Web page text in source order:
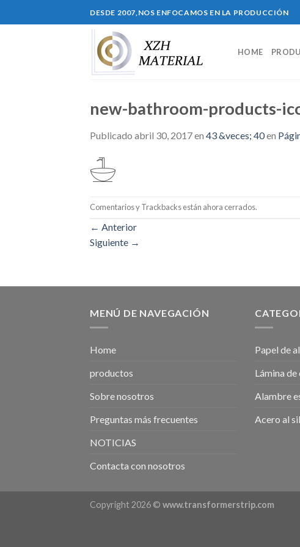
to
DESDE 2007,NOS ENFOCAMOS EN LA PRODUCCIÓN
HOME
new-bathroom-products-
Publicado abril 30, 2017en 43 &veces; 40en
Comentarios y Trackbacks están ahora cerrados.
← Anterior
Siguiente →
MENÚ DE NAVEGACIÓN
Home
productos
Sobre nosotros
Preguntas más frecuentes
NOTICIAS
Contacta con nosotros
Papel de
Lámina
Alambre
Acero al
Copyright 2026 © www.transformerstrip.com